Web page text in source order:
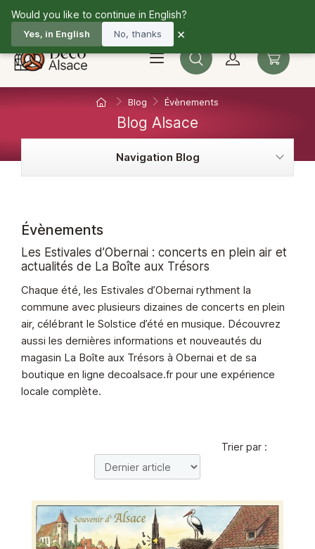
Would you like to continue in English?
Yes, in English No, thanks ×
03 67 10 33 36
Blog Évènements
Blog Alsace
Navigation Blog
Évènements
Les Estivales d’Obernai : concerts en plein air et
actualités de La Boîte aux Trésors
Chaque été, les Estivales d’Obernai rythment la
commune avec plusieurs dizaines de concerts en plein
air, célébrant le Solstice d’été en musique. Découvrez
aussi les dernières informations et nouveautés du
magasin La Boîte aux Trésors à Obernai et de sa
boutique en ligne decoalsace.fr pour une expérience
locale complète.
Trier par :